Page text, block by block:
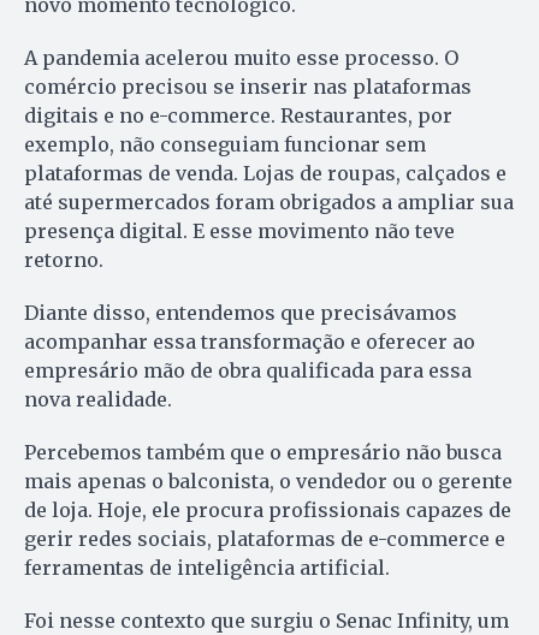
novo momento tecnológico.
A pandemia acelerou muito esse processo. O
comércio precisou se inserir nas plataformas
digitais e no e-commerce. Restaurantes, por
exemplo, não conseguiam funcionar sem
plataformas de venda. Lojas de roupas, calçados e
até supermercados foram obrigados a ampliar sua
presença digital. E esse movimento não teve
retorno.
Diante disso, entendemos que precisávamos
acompanhar essa transformação e oferecer ao
empresário mão de obra qualificada para essa
nova realidade.
Percebemos também que o empresário não busca
mais apenas o balconista, o vendedor ou o gerente
de loja. Hoje, ele procura profissionais capazes de
gerir redes sociais, plataformas de e-commerce e
ferramentas de inteligência artificial.
Foi nesse contexto que surgiu o Senac Infinity, um